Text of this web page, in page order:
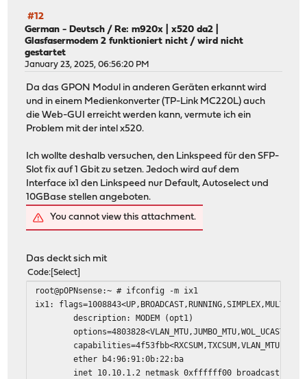
#12
German - Deutsch / Re: m920x | x520 da2 |
Glasfasermodem 2 funktioniert nicht / wird nicht
gestartet
January 23, 2025, 06:56:20 PM
Da das GPON Modul in anderen Geräten erkannt wird
und in einem Medienkonverter (TP-Link MC220L) auch
die Web-GUI erreicht werden kann, vermute ich ein
Problem mit der intel x520.
Ich wollte deshalb versuchen, den Linkspeed für den SFP-
Slot fix auf 1 Gbit zu setzen. Jedoch wird auf dem
Interface ix1 den Linkspeed nur Default, Autoselect und
10GBase stellen angeboten.
You cannot view this attachment.
Das deckt sich mit
Code Select
root@pOPNsense:~ # ifconfig -m ix1
ix1:
description: MODEM (opt1)
ether b4:96:91:0b:22:ba
inet 10.10.1.2 netmask 0xffffff00 broadcast